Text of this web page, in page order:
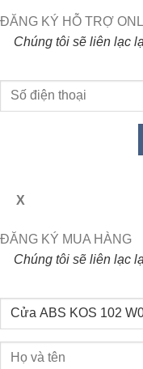
ĐĂNG KÝ HỖ TRỢ
Chúng tôi sẽ liên lạc
X
ĐĂNG KÝ MUA HÀNG
Chúng tôi sẽ liên lạc